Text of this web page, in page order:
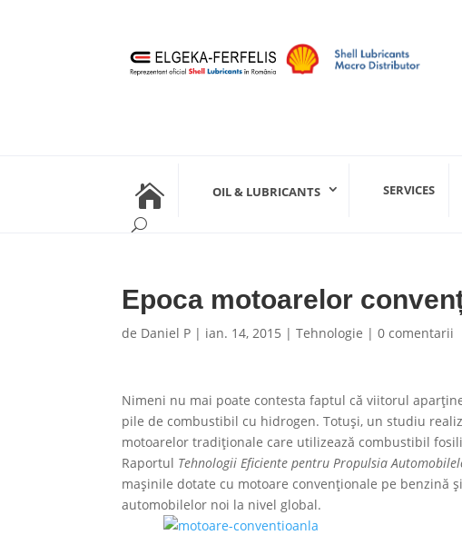
 OIL & LUBRICANTS SERVICES
Epoca motoarelor
de Daniel P | ian. 14, 2015 |Tehnologie |0 comentarii
Nimeni nu mai poate contesta faptul că viitorul
pile de combustibil cu hidrogen. Totuși, un studiu
motoarelor tradiționale care utilizează combustibil
Raportul Tehnologii Eficiente pentru Propulsia
mașinile dotate cu motoare convenționale pe
automobilelor noi la nivel global.